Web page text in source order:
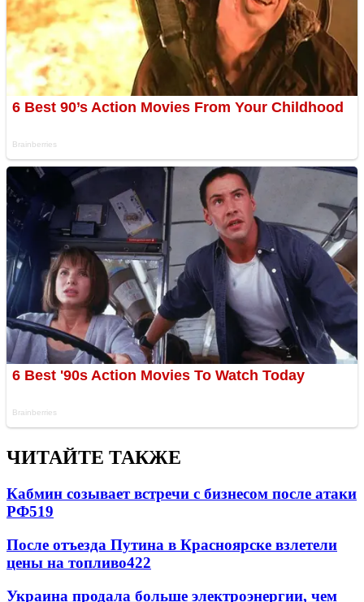
ЧИТАЙТЕ ТАКЖЕ
Кабмин созывает встречи с бизнесом после атаки
РФ519
После отъезда Путина в Красноярске взлетели
цены на топливо422
Украина продала больше электроэнергии, чем